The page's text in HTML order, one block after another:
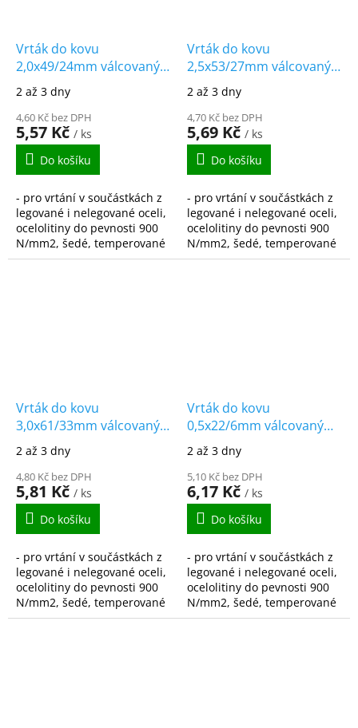
Vrták do kovu
2,0x49/24mm válcovaný
HSS-R DIN338
2 až 3 dny
4,60 Kč bez DPH
5,57 Kč / ks
Do košíku
- pro vrtání v součástkách z
legované i nelegované oceli,
ocelolitiny do pevnosti 900
N/mm2, šedé, temperované
i tvárné litiny, spékané oceli,
Vrták do kovu
2,5x53/27mm válcovaný
HSS-R DIN338
2 až 3 dny
4,70 Kč bez DPH
5,69 Kč / ks
Do košíku
- pro vrtání v součástkách z
legované i nelegované oceli,
ocelolitiny do pevnosti 900
N/mm2, šedé, temperované
i tvárné litiny, spékané oceli,
Vrták do kovu
3,0x61/33mm válcovaný
HSS-R DIN338
2 až 3 dny
4,80 Kč bez DPH
5,81 Kč / ks
Do košíku
- pro vrtání v součástkách z
legované i nelegované oceli,
ocelolitiny do pevnosti 900
N/mm2, šedé, temperované
i tvárné litiny, spékané oceli,
Vrták do kovu
0,5x22/6mm válcovaný
HSS-R DIN338
2 až 3 dny
5,10 Kč bez DPH
6,17 Kč / ks
Do košíku
- pro vrtání v součástkách z
legované i nelegované oceli,
ocelolitiny do pevnosti 900
N/mm2, šedé, temperované
i tvárné litiny, spékané oceli,